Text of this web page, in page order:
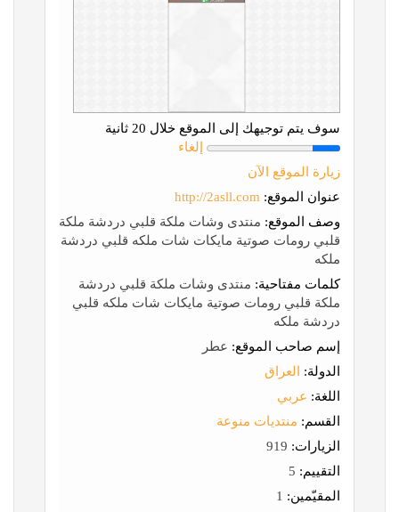
سوف يتم توجيهك إلى الموقع خلال 20 ثانية
إلغاء
زيارة الموقع الآن
عنوان الموقع: http://2asll.com
وصف الموقع: منتدى وشات ملكة قلبي دردشة ملكة
قلبي رومات صوتية مايكات شات ملكه قلبي دردشة
ملكه
كلمات مفتاحية: منتدى وشات ملكة قلبي دردشة
ملكة قلبي رومات صوتية مايكات شات ملكه قلبي
دردشة ملكه
إسم صاحب الموقع: عطر
الدولة:
العراق
اللغة: عربي
القسم: منتديات منوعة
الزيارات:
التقييم:
المقيّمين: